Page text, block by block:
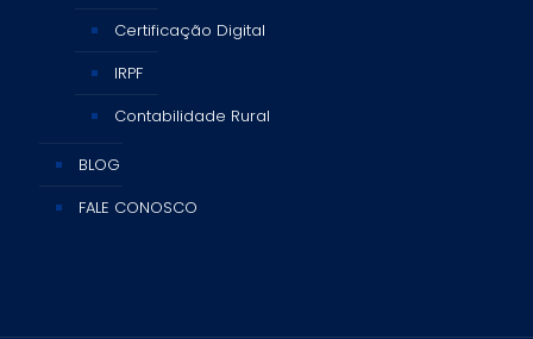
Certificação Digital
IRPF
Contabilidade Rural
BLOG
FALE CONOSCO